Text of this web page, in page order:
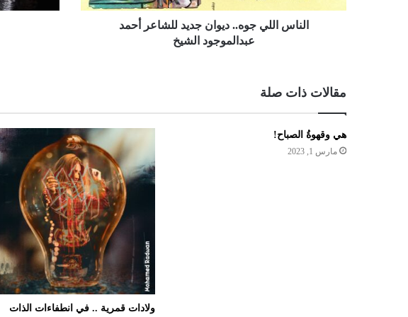
الناس اللي جوه.. ديوان جديد للشاعر أحمد
عبدالموجود الشيخ
مقالات ذات صلة
هي وقهوةُ الصباح!
مارس 1, 2023
ولادات قمرية .. في انطفاءات الذات